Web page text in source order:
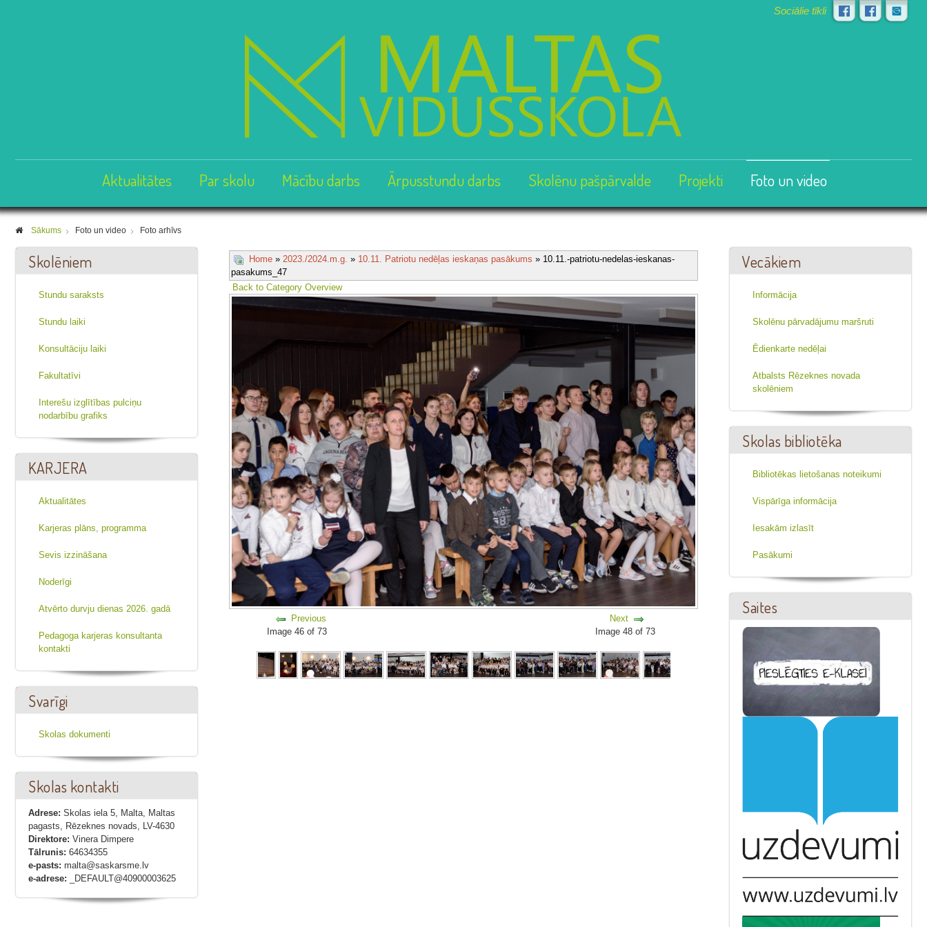
Sociālie tīkli
Aktualitātes Par skolu Mācību darbs Ārpusstundu darbs Skolēnu pašpārvalde Projekti Foto un video
Sākums Foto un video Foto arhīvs
Skolēniem
Stundu saraksts
Stundu laiki
Konsultāciju laiki
Fakultatīvi
Interešu izglītības pulciņu
nodarbību grafiks
KARJERA
Aktualitātes
Karjeras plāns, programma
Sevis izzināšana
Noderīgi
Atvērto durvju dienas 2026. gadā
Pedagoga karjeras konsultanta
kontakti
Svarīgi
Skolas dokumenti
Skolas kontakti
Adrese: Skolas iela 5, Malta, Maltas
pagasts, Rēzeknes novads, LV-4630
Direktore: Vinera Dimpere
Tālrunis: 64634355
e-pasts: malta@saskarsme.lv
e-adrese: _DEFAULT@40900003625
Vecākiem
Informācija
Skolēnu pārvadājumu maršruti
Ēdienkarte nedēļai
Atbalsts Rēzeknes novada
skolēniem
Skolas bibliotēka
Bibliotēkas lietošanas noteikumi
Vispārīga informācija
Iesakām izlasīt
Pasākumi
Saites
Home » 2023./2024.m.g. » 10.11. Patriotu nedēļas ieskaņas pasākums » 10.11.-patriotu-nedelas-ieskanas-
pasakums_47
Back to Category Overview
Previous
Image 46 of 73
Next
Image 48 of 73